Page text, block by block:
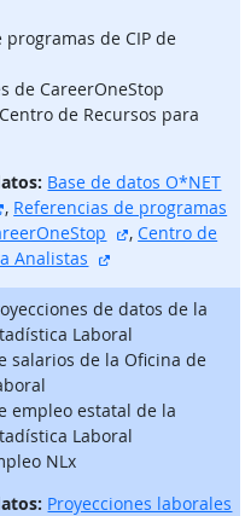
de CIP de
de CareerOneStop
de Recursos para
Base de datos O*NET
sitio externo
, Referencias de programas
sitio externo
,Centro de
Analistas
de datos de la
Laboral
salarios de la Oficina de
empleo estatal de la
Laboral
NLx
Proyecciones laborales